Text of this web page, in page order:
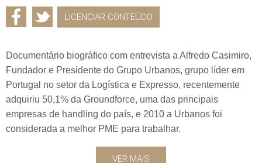
LICENCIAR CONTEÚDO
Documentário biográfico com entrevista a Alfredo Casimiro,
Fundador e Presidente do Grupo Urbanos, grupo líder em
Portugal no setor da Logística e Expresso, recentemente
adquiriu 50,1% da Groundforce, uma das principais
empresas de handling do país, e 2010 a Urbanos foi
considerada a melhor PME para trabalhar.
VER MAIS